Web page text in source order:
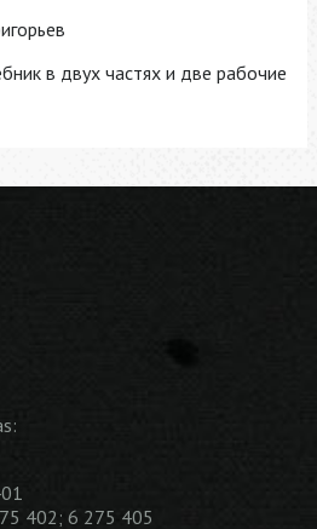
в двух частях и две рабочие
402; 6 275 405